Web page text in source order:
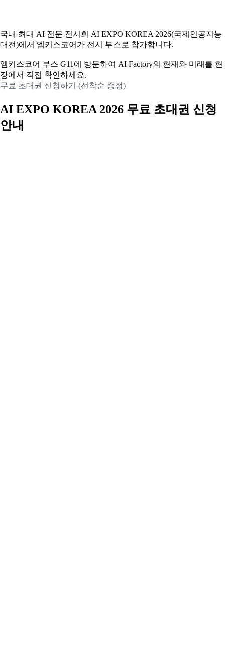
국내 최대 AI 전문 전시회 AI EXPO KOREA 2026(국제인공지능
대전)에서 엠키스코어가 전시 부스로 참가합니다.
엠키스코어 부스 G11에 방문하여 AI Factory의 현재와 미래를 현
장에서 직접 확인하세요.
무료 초대권 신청하기 (선착순 증정)
AI EXPO KOREA 2026 무료 초대권 신청
안내